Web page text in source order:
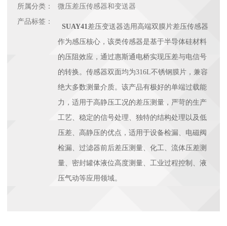
所属分类：
微压差压传感器和变送器
产品标签：
SUAY41 差压变送器选用高端双膜片差压传感器
作为感压核心，该类传感器是基于半导体硅材料
的压阻效应，通过惠斯通电桥实现压差与电信号
的转换。传感器双面均为316L不锈钢膜片，兼容
绝大多数测量介质。该产品有极好的单端过载能
力，适用于高静压工况的差压测量，严苛的生产
工艺、稳定的信号处理、独特的结构处理以及低
压差、高静压的优点，适用于设备检漏、电磁阀
检漏、过滤器前后差压测量、化工、流体压差测
量、密封罐体液位高度测量、工业过程控制、液
压气动等应用领域。